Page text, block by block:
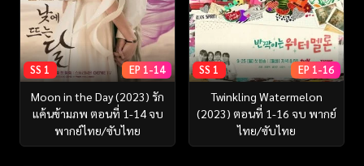
SS 1 EP 1-14
Moon in the Day (2023) รัก
แค้นข้ามภพ ตอนที่ 1-14 จบ
พากย์ไทย/ซับไทย
SS 1 EP 1-16
Twinkling Watermelon
(2023) ตอนที่ 1-16 จบ พากย์
ไทย/ซับไทย